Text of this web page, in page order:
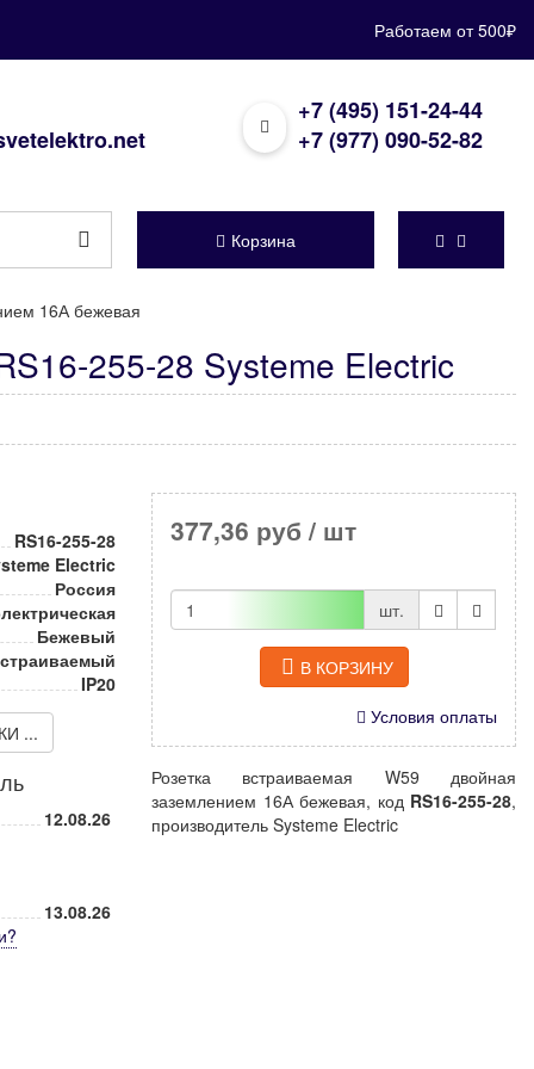
Работаем от 500₽
+7 (495) 151-24-44
+7 (977) 090-52-82
Корзина
16А бежевая
255-28 Systeme Electric
RS16-255-28
Electric
Россия
Бежевый
IP20
...
12.08.26
13.08.26
?
377,36 руб / шт
шт.
В КОРЗИНУ
Условия оплаты
Розетка встраиваемая W59 двойная
заземлением 16А бежевая, код RS16-255-28,
производитель Systeme Electric